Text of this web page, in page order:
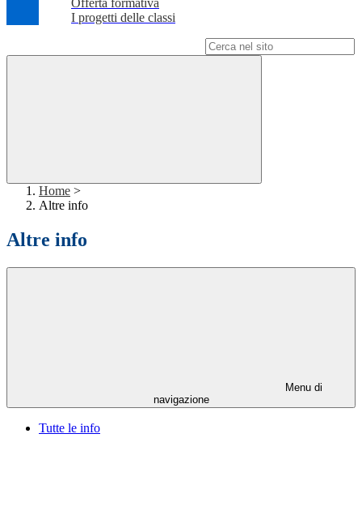
Offerta formativa
I progetti delle classi
Home >
Altre info
Altre info
Menu di
navigazione
Tutte le info